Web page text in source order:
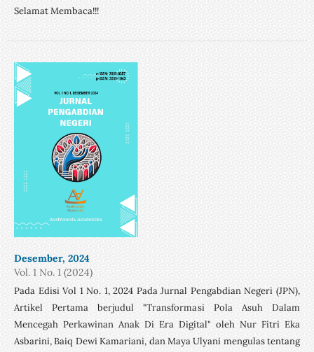
Selamat Membaca!!!
Desember, 2024
Vol. 1 No. 1 (2024)
Pada Edisi Vol 1 No. 1, 2024 Pada Jurnal Pengabdian Negeri (JPN),
Artikel Pertama berjudul "Transformasi Pola Asuh Dalam
Mencegah Perkawinan Anak Di Era Digital" oleh Nur Fitri Eka
Asbarini, Baiq Dewi Kamariani, dan Maya Ulyani mengulas tentang